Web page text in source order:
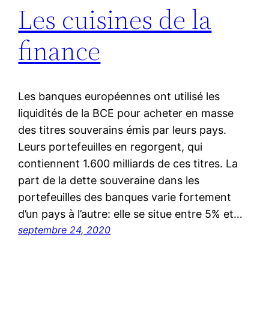
Les cuisines de la
finance
Les banques européennes ont utilisé les
liquidités de la BCE pour acheter en masse
des titres souverains émis par leurs pays.
Leurs portefeuilles en regorgent, qui
contiennent 1.600 milliards de ces titres. La
part de la dette souveraine dans les
portefeuilles des banques varie fortement
d’un pays à l’autre: elle se situe entre 5% et…
septembre 24, 2020